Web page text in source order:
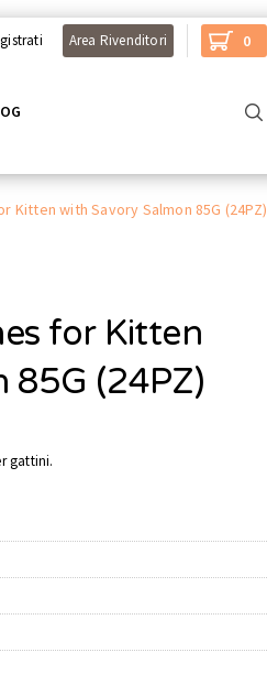
Area Rivenditori 0
Kitten with Savory Salmon 85G (24PZ)
for Kitten
85G (24PZ)
gattini.